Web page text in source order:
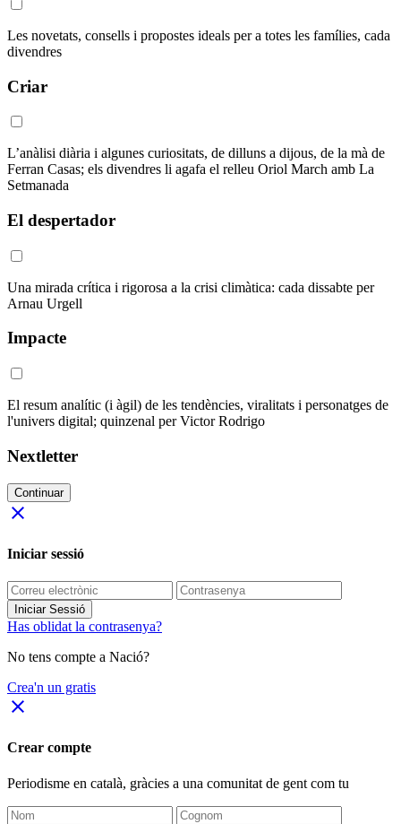
Les novetats, consells i propostes ideals per a totes les famílies, cada
divendres
Criar
L’anàlisi diària i algunes curiositats, de dilluns a dijous, de la mà de
Ferran Casas; els divendres li agafa el relleu Oriol March amb La
Setmanada
El despertador
Una mirada crítica i rigorosa a la crisi climàtica: cada dissabte per
Arnau Urgell
Impacte
El resum analític (i àgil) de les tendències, viralitats i personatges de
l'univers digital; quinzenal per Victor Rodrigo
Nextletter
Continuar
close
Iniciar sessió
Iniciar Sessió
Has oblidat la contrasenya?
No tens compte a Nació?
Crea'n un gratis
close
Crear compte
Periodisme en català, gràcies a una comunitat de gent com tu